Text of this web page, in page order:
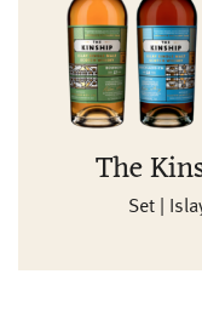
The
Set |